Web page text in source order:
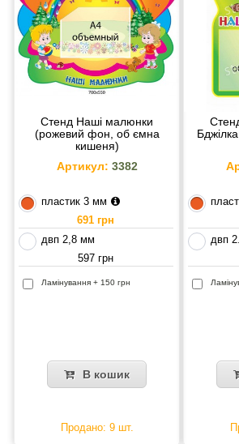
Стенд Наші малюнки
(рожевий фон, об ємна
кишеня)
Артикул: 3382
пластик 3 мм
691 грн
двп 2,8 мм
597 грн
Ламінування + 150 грн
В кошик
Продано: 9 шт.
двп